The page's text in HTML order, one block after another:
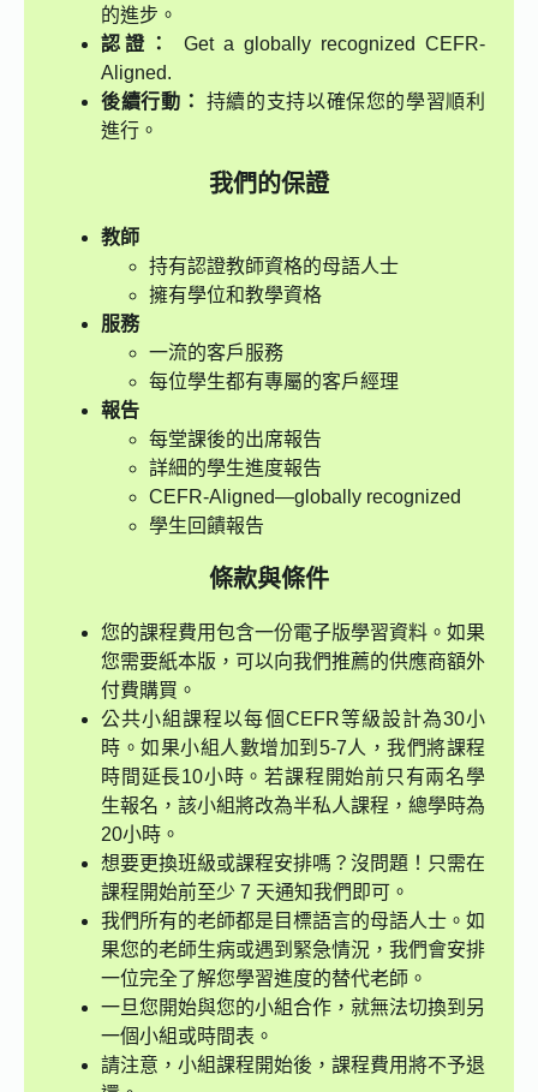
的進步。
認證：
Get a globally recognized CEFR-
Aligned.
後續行動：
持續的支持以確保您的學習順利
進行。
我們的保證
教師
持有認證教師資格的母語人士
擁有學位和教學資格
服務
一流的客戶服務
每位學生都有專屬的客戶經理
報告
每堂課後的出席報告
詳細的學生進度報告
CEFR-Aligned—globally recognized
學生回饋報告
條款與條件
您的課程費用包含一份電子版學習資料。如果
您需要紙本版，可以向我們推薦的供應商額外
付費購買。
公共小組課程以每個CEFR等級設計為30小
時。如果小組人數增加到5-7人，我們將課程
時間延長10小時。若課程開始前只有兩名學
生報名，該小組將改為半私人課程，總學時為
20小時。
想要更換班級或課程安排嗎？沒問題！只需在
課程開始前至少 7 天通知我們即可。
我們所有的老師都是目標語言的母語人士。如
果您的老師生病或遇到緊急情況，我們會安排
一位完全了解您學習進度的替代老師。
一旦您開始與您的小組合作，就無法切換到另
一個小組或時間表。
請注意，小組課程開始後，課程費用將不予退